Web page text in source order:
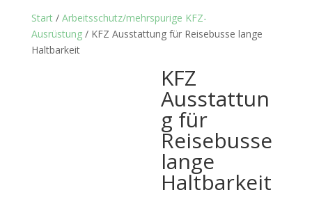
Start/ Arbeitsschutz/mehrspurige KFZ-
Ausrüstung/ KFZ Ausstattung für Reisebusse lange
Haltbarkeit
KFZ
Ausstattun
g für
Reisebusse
lange
Haltbarkeit